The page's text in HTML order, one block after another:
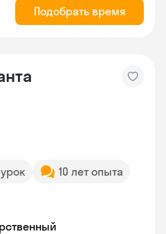
Подобрать время
10 лет опыта